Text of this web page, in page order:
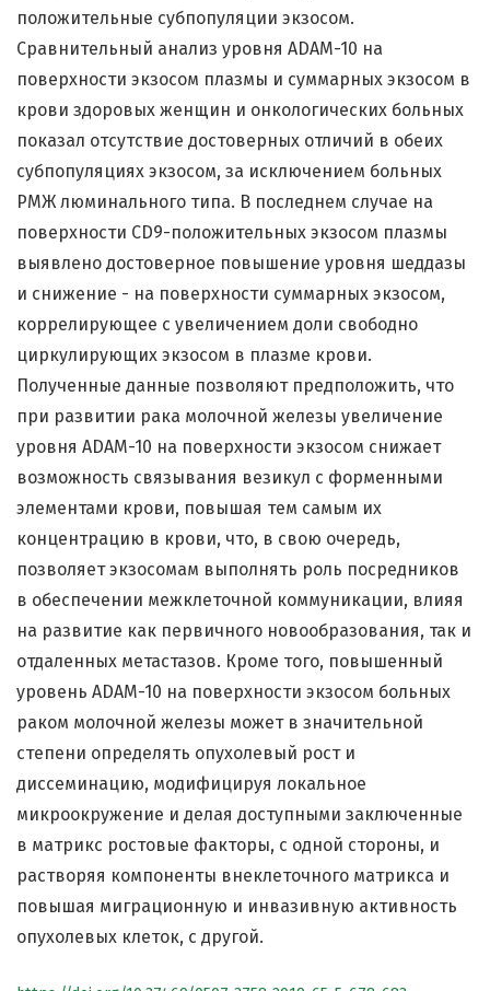
положительные субпопуляции экзосом.
Сравнительный анализ уровня ADAM-10 на
поверхности экзосом плазмы и суммарных экзосом в
крови здоровых женщин и онкологических больных
показал отсутствие достоверных отличий в обеих
субпопуляциях экзосом, за исключением больных
РМЖ люминального типа. В последнем случае на
поверхности CD9-положительных экзосом плазмы
выявлено достоверное повышение уровня шеддазы
и снижение - на поверхности суммарных экзосом,
коррелирующее с увеличением доли свободно
циркулирующих экзосом в плазме крови.
Полученные данные позволяют предположить, что
при развитии рака молочной железы увеличение
уровня ADAM-10 на поверхности экзосом снижает
возможность связывания везикул с форменными
элементами крови, повышая тем самым их
концентрацию в крови, что, в свою очередь,
позволяет экзосомам выполнять роль посредников
в обеспечении межклеточной коммуникации, влияя
на развитие как первичного новообразования, так и
отдаленных метастазов. Кроме того, повышенный
уровень ADAM-10 на поверхности экзосом больных
раком молочной железы может в значительной
степени определять опухолевый рост и
диссеминацию, модифицируя локальное
микроокружение и делая доступными заключенные
в матрикс ростовые факторы, с одной стороны, и
растворяя компоненты внеклеточного матрикса и
повышая миграционную и инвазивную активность
опухолевых клеток, с другой.